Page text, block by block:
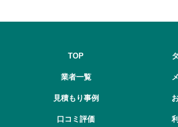
TOP
業者一覧
見積もり事例
口コミ評価